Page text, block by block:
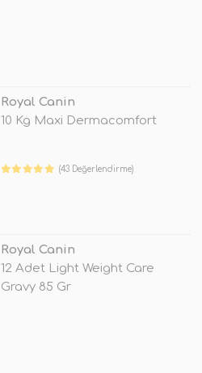
Royal Canin
10 Kg Maxi Dermacomfort
(43 Değerlendirme)
Royal Canin
12 Adet Light Weight Care
Gravy 85 Gr